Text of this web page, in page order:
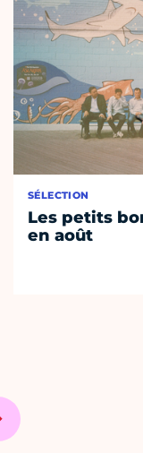
SÉLECTION
Les petits
en août